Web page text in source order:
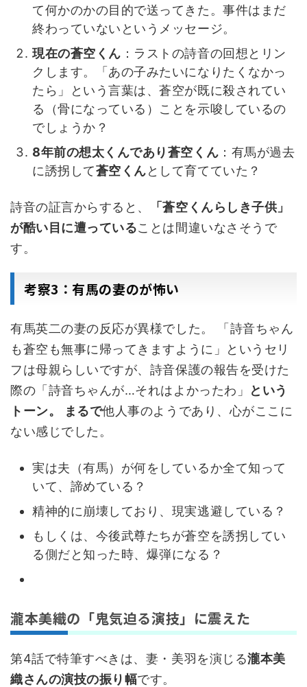
て何かのかの目的で送ってきた。事件はまだ
終わっていないというメッセージ。
現在の蒼空くん ：ラストの詩音の回想とリン
クします。「あの子みたいになりたくなかっ
たら」という言葉は、蒼空が既に殺されてい
る（骨になっている）ことを示唆しているの
でしょうか？
8年前の想太くんであり蒼空くん ：有馬が過去
に誘拐して蒼空くんとして育てていた？
詩音の証言からすると、
「蒼空くんらしき子供」
が酷い目に遭っていることは間違いなさそうで
す。
考察3：有馬の妻のが怖い
有馬英二の妻の反応が異様でした。 「詩音ちゃん
も蒼空も無事に帰ってきますように」というセリ
フは母親らしいですが、詩音保護の報告を受けた
際の「詩音ちゃんが…それはよかったわ」
という
トーン。 まるで他人事のようであり、心がここに
ない感じでした。
実は夫（有馬）が何をしているか全て知って
いて、諦めている？
精神的に崩壊しており、現実逃避している？
もしくは、今後武尊たちが蒼空を誘拐してい
る側だと知った時、爆弾になる？
瀧本美織の「鬼気迫る演技」に震えた
第4話で特筆すべきは、妻・美羽を演じる瀧本美
織さんの演技の振り幅です。